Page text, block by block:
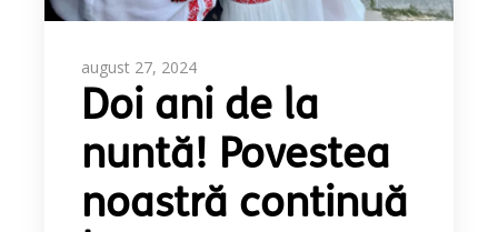
august 27, 2024
Doi ani de la
nuntă! Povestea
noastră continuă